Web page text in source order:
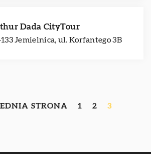
Dada CityTour
Jemielnica, ul. Korfantego 3B
STRONA 1 2 3